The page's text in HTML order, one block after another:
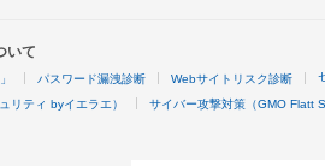
いて
パスワード漏洩診断 Webサイトリスク診断
リティ byイエラエ） サイバー攻撃対策（GMO Flatt